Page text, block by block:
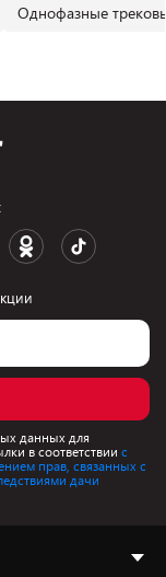
Однофазные
данных для
в соответствии с
прав, связанных с
дачи